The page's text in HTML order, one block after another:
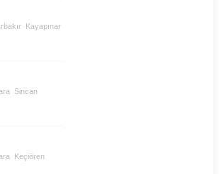
Kayapınar
Sincan
Keçiören